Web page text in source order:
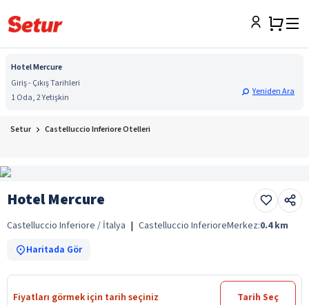
Hotel Mercure
Giriş - Çıkış Tarihleri
1 Oda, 2 Yetişkin
Yeniden Ara
Setur Castelluccio Inferiore Otelleri
Hotel Mercure
Castelluccio Inferiore / İtalya | Castelluccio InferioreMerkez:0.4 km
Haritada Gör
Fiyatları görmek için tarih seçiniz Tarih Seç